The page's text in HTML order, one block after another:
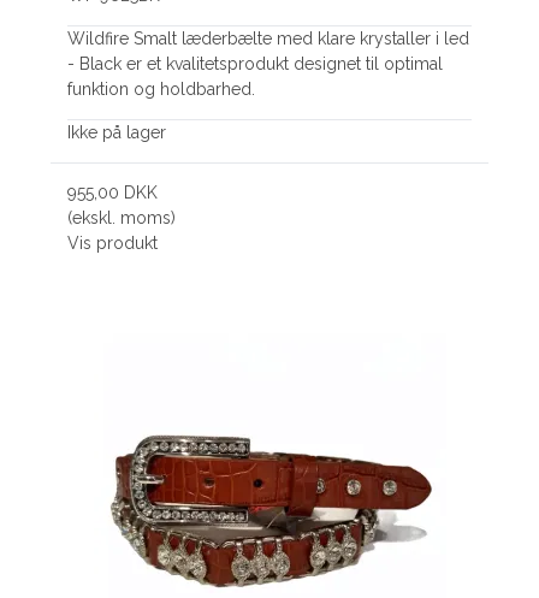
Wildfire Smalt læderbælte med klare krystaller i led
- Black er et kvalitetsprodukt designet til optimal
funktion og holdbarhed.
Ikke på lager
955,00 DKK
(ekskl. moms)
Vis produkt